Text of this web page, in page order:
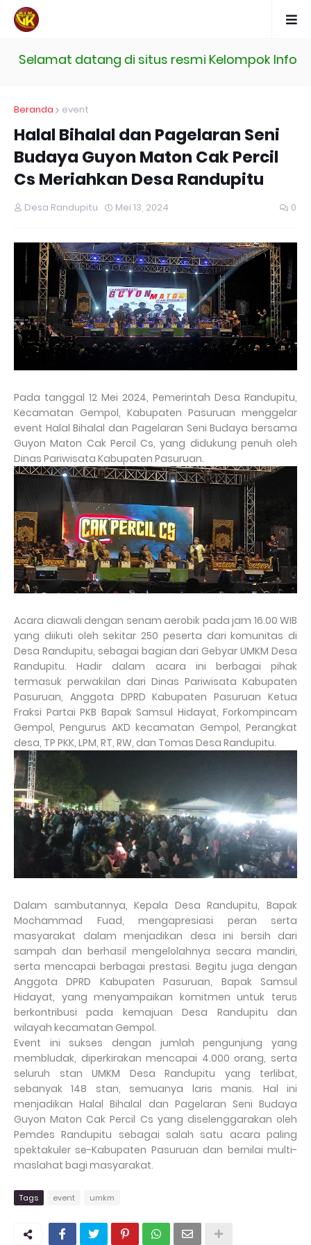
Selamat datang di situs resmi Kelompok
Beranda event
Halal Bihalal dan Pagelaran Seni
Budaya Guyon Maton Cak Percil
Cs Meriahkan Desa Randupitu
Desa Randupitu Mei 13, 2024 0
Pada tanggal 12 Mei 2024, Pemerintah Desa Randupitu,
Kecamatan Gempol, Kabupaten Pasuruan menggelar
event Halal Bihalal dan Pagelaran Seni Budaya bersama
Guyon Maton Cak Percil Cs, yang didukung penuh oleh
Dinas Pariwisata Kabupaten Pasuruan.
Acara diawali dengan senam aerobik pada jam 16.00 WIB
yang diikuti oleh sekitar 250 peserta dari komunitas di
Desa Randupitu, sebagai bagian dari Gebyar UMKM Desa
Randupitu. Hadir dalam acara ini berbagai pihak
termasuk perwakilan dari Dinas Pariwisata Kabupaten
Pasuruan, Anggota DPRD Kabupaten Pasuruan Ketua
Fraksi Partai PKB Bapak Samsul Hidayat, Forkompincam
Gempol, Pengurus AKD kecamatan Gempol, Perangkat
desa, TP PKK, LPM, RT, RW, dan Tomas Desa Randupitu.
Dalam sambutannya, Kepala Desa Randupitu, Bapak
Mochammad Fuad, mengapresiasi peran serta
masyarakat dalam menjadikan desa ini bersih dari
sampah dan berhasil mengelolahnya secara mandiri,
serta mencapai berbagai prestasi. Begitu juga dengan
Anggota DPRD Kabupaten Pasuruan, Bapak Samsul
Hidayat, yang menyampaikan komitmen untuk terus
berkontribusi pada kemajuan Desa Randupitu dan
wilayah kecamatan Gempol.
Event ini sukses dengan jumlah pengunjung yang
membludak, diperkirakan mencapai 4.000 orang, serta
seluruh stan UMKM Desa Randupitu yang terlibat,
sebanyak 148 stan, semuanya laris manis. Hal ini
menjadikan Halal Bihalal dan Pagelaran Seni Budaya
Guyon Maton Cak Percil Cs yang diselenggarakan oleh
Pemdes Randupitu sebagai salah satu acara paling
spektakuler se-Kabupaten Pasuruan dan bernilai multi-
maslahat bagi masyarakat.
Tags event umkm